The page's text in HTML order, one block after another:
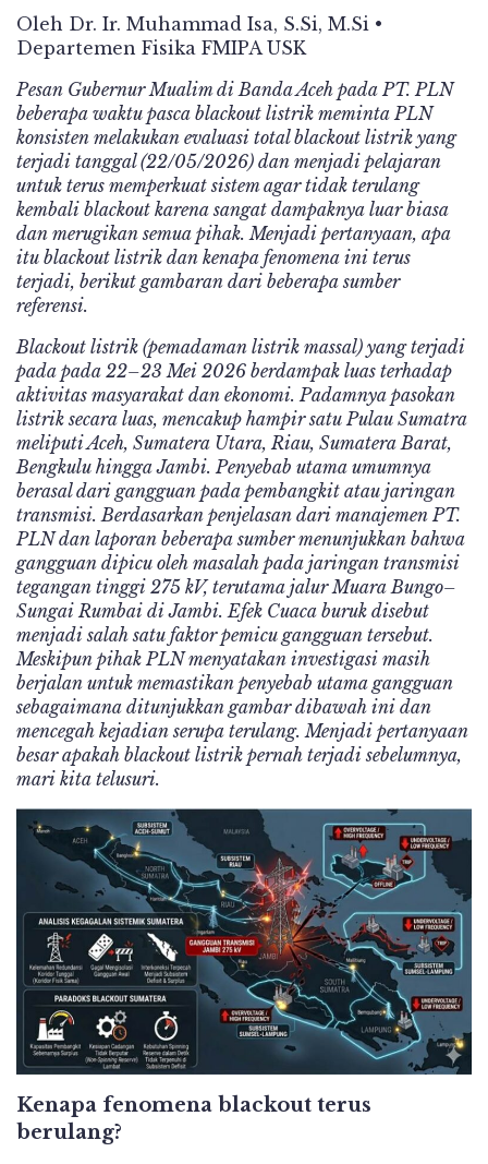
Oleh Dr. Ir. Muhammad Isa, S.Si, M.Si •
Departemen Fisika FMIPA USK
Pesan Gubernur Mualim di Banda Aceh pada PT. PLN
beberapa waktu pasca blackout listrik meminta PLN
konsisten melakukan evaluasi total blackout listrik yang
terjadi tanggal (22/05/2026) dan menjadi pelajaran
untuk terus memperkuat sistem agar tidak terulang
kembali blackout karena sangat dampaknya luar biasa
dan merugikan semua pihak. Menjadi pertanyaan, apa
itu blackout listrik dan kenapa fenomena ini terus
terjadi, berikut gambaran dari beberapa sumber
referensi.
Blackout listrik (pemadaman listrik massal) yang terjadi
pada pada 22–23 Mei 2026 berdampak luas terhadap
aktivitas masyarakat dan ekonomi. Padamnya pasokan
listrik secara luas, mencakup hampir satu Pulau Sumatra
meliputi Aceh, Sumatera Utara, Riau, Sumatera Barat,
Bengkulu hingga Jambi. Penyebab utama umumnya
berasal dari gangguan pada pembangkit atau jaringan
transmisi. Berdasarkan penjelasan dari manajemen PT.
PLN dan laporan beberapa sumber menunjukkan bahwa
gangguan dipicu oleh masalah pada jaringan transmisi
tegangan tinggi 275 kV, terutama jalur Muara Bungo–
Sungai Rumbai di Jambi. Efek Cuaca buruk disebut
menjadi salah satu faktor pemicu gangguan tersebut.
Meskipun pihak PLN menyatakan investigasi masih
berjalan untuk memastikan penyebab utama gangguan
sebagaimana ditunjukkan gambar dibawah ini dan
mencegah kejadian serupa terulang. Menjadi pertanyaan
besar apakah blackout listrik pernah terjadi sebelumnya,
mari kita telusuri.
Kenapa fenomena blackout terus
berulang?